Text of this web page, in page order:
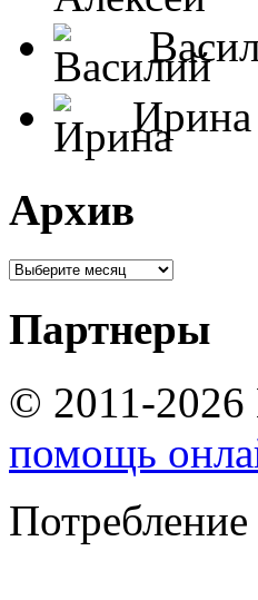
Архив
Партнеры
© 2011-
помощь